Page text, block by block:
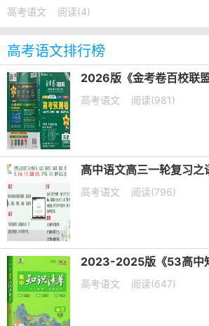
高考语文 阅读(4)
高考语文排行榜
高考语文 阅读(981)
高考语文 阅读(796)
高考语文 阅读(647)